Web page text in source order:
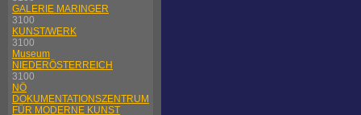
GALERIE MARINGER
3100
KUNST/WERK
3100
Museum
NIEDERÖSTERREICH
3100
NÖ
DOKUMENTATIONSZENTRUM
FÜR MODERNE KUNST